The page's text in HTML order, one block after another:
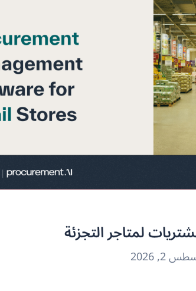
لمتاجر التجزئة
2, 2026